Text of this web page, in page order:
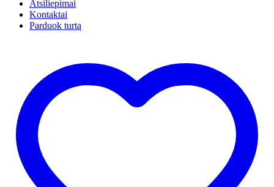
Atsiliepimai
Kontaktai
Parduok turtą